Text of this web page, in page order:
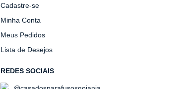
Cadastre-se
Minha Conta
Meus Pedidos
Lista de Desejos
REDES SOCIAIS